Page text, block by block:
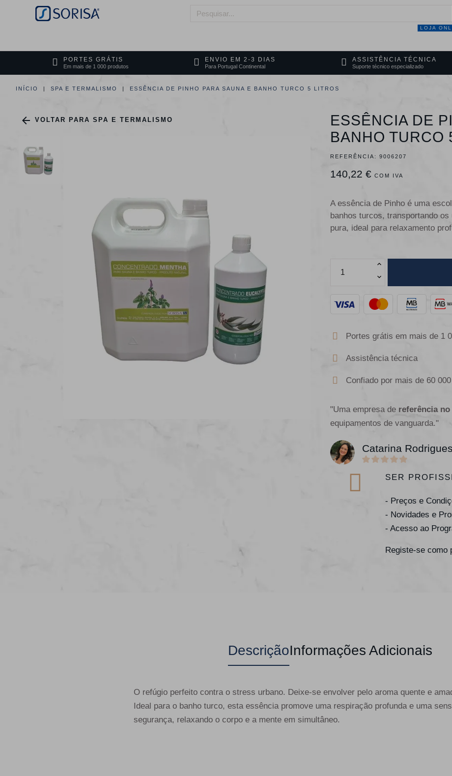
LOJA
PORTES GRÁTIS
Em mais de 1 000 produtos
ENVIO EM 2-3 DIAS
Para Portugal Continental
ASSISTÊNCIA TÉCNICA
Suporte técnico especializado
INÍCIO SPA E TERMALISMO ESSÊNCIA DE PINHO PARA SAUNA E BANHO TURCO 5 LITROS
 VOLTAR PARA SPA E TERMALISMO
ESSÊNCIA DE
BANHO TURCO
REFERÊNCIA: 9006207
140,22 € COM IVA
A essência de Pinho é uma
banhos turcos, transportando
pura, ideal para relaxamento
Portes grátis em mais de 1
Assistência técnica
Confiado por mais de 60
"Uma empresa de referência
equipamentos de vanguarda."
Catarina Rodrigues
SER
- Preços e
- Novidades e
- Acesso ao
Registe-se
DescriçãoInformações Adicionais
O refúgio perfeito contra o stress urbano. Deixe-se envolver pelo aroma quente e
Ideal para o banho turco, esta essência promove uma respiração profunda e uma
segurança, relaxando o corpo e a mente em simultâneo.